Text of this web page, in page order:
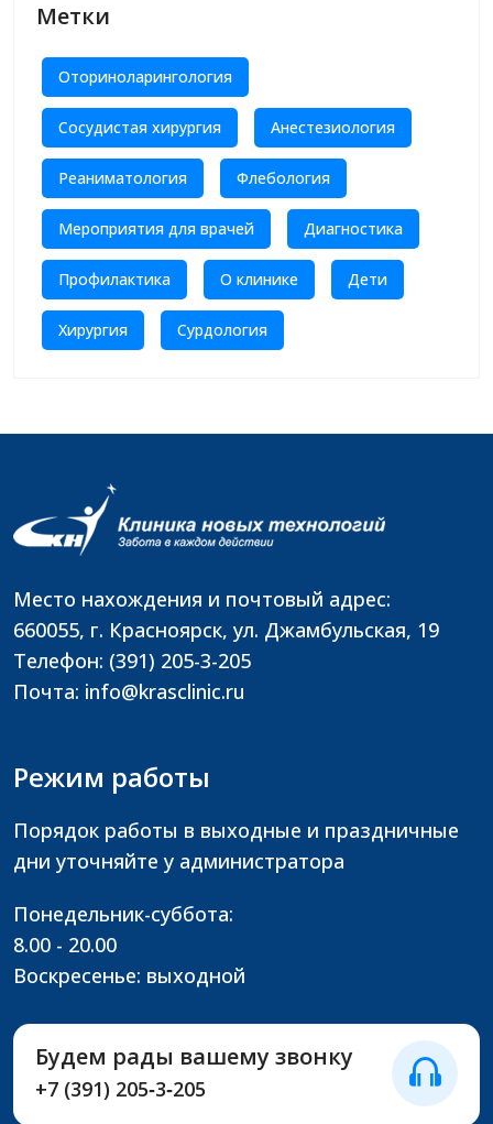
Метки
Оториноларингология
Сосудистая хирургия Анестезиология
Реаниматология Флебология
Мероприятия для врачей Диагностика
Профилактика О клинике Дети
Хирургия Сурдология
Место нахождения и почтовый адрес:
660055, г. Красноярск, ул. Джамбульская, 19
Телефон: (391) 205-3-205
Почта: info@krasclinic.ru
Режим работы
Порядок работы в выходные и праздничные
дни уточняйте у администратора
Понедельник-суббота:
8.00 - 20.00
Воскресенье: выходной
Будем рады вашему звонку
+7 (391) 205‑3‑205